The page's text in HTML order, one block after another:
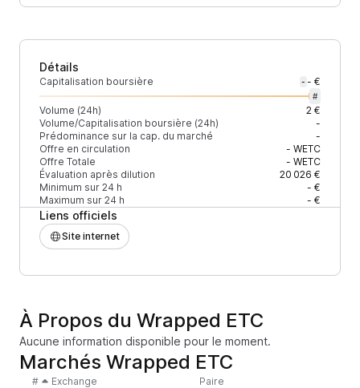
Détails
Capitalisation boursière - - €
#
Volume (24h)
2 €
Volume/Capitalisation boursière (24h)
-
Prédominance sur la cap. du marché
-
Offre en circulation
- WETC
Offre Totale
- WETC
Évaluation après dilution
20 026 €
Minimum sur 24 h
- €
Maximum sur 24 h
- €
Liens officiels
Site internet
À Propos du Wrapped ETC
Aucune information disponible pour le moment.
Marchés Wrapped ETC
# Exchange Paire